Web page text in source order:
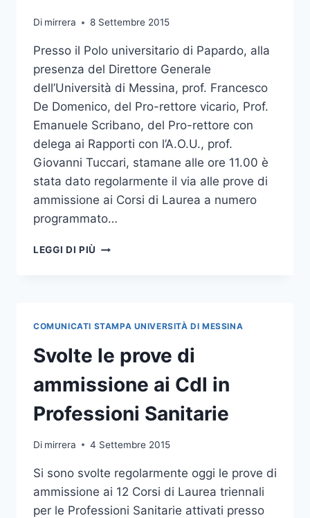
STRUTTURE
Di mirrera 8 Settembre 2015
Presso il Polo universitario di Papardo, alla
presenza del Direttore Generale
dell’Università di Messina, prof. Francesco
De Domenico, del Pro-rettore vicario, Prof.
Emanuele Scribano, del Pro-rettore con
delega ai Rapporti con l’A.O.U., prof.
Giovanni Tuccari, stamane alle ore 11.00 è
stata dato regolarmente il via alle prove di
ammissione ai Corsi di Laurea a numero
programmato…
LEGGI DI PIÙ MEDICINA
DI
AMMISSIONE
COMUNICATI STAMPA UNIVERSITÀ DI MESSINA
Svolte le prove di
ammissione ai Cdl in
Professioni Sanitarie
Di mirrera 4 Settembre 2015
Si sono svolte regolarmente oggi le prove di
ammissione ai 12 Corsi di Laurea triennali
per le Professioni Sanitarie attivati presso